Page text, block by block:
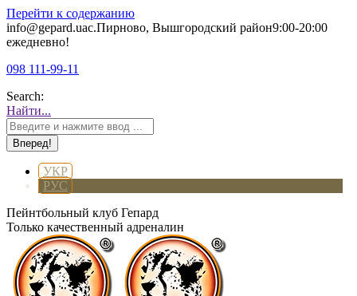
Перейти к содержанию
info@gepard.uaс.Пирново, Вышгородский район9:00-20:00
ежедневно!
098 111-99-11
Search:
Найти...
УКР
РУС
Пейнтбольный клуб Гепард
Только качественный адреналин